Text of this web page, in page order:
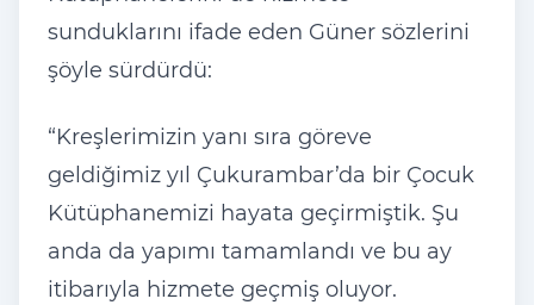
sunduklarını ifade eden Güner sözlerini
şöyle sürdürdü:
“Kreşlerimizin yanı sıra göreve
geldiğimiz yıl Çukurambar’da bir Çocuk
Kütüphanemizi hayata geçirmiştik. Şu
anda da yapımı tamamlandı ve bu ay
itibarıyla hizmete geçmiş oluyor.